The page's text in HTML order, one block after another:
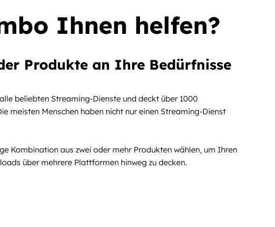
Ihnen helfen?
Produkte an Ihre Bedürfnisse
beliebten Streaming-Dienste und deckt über 1000
meisten Menschen haben nicht nur einen Streaming-Dienst
Kombination aus zwei oder mehr Produkten wählen, um Ihren
über mehrere Plattformen hinweg zu decken.